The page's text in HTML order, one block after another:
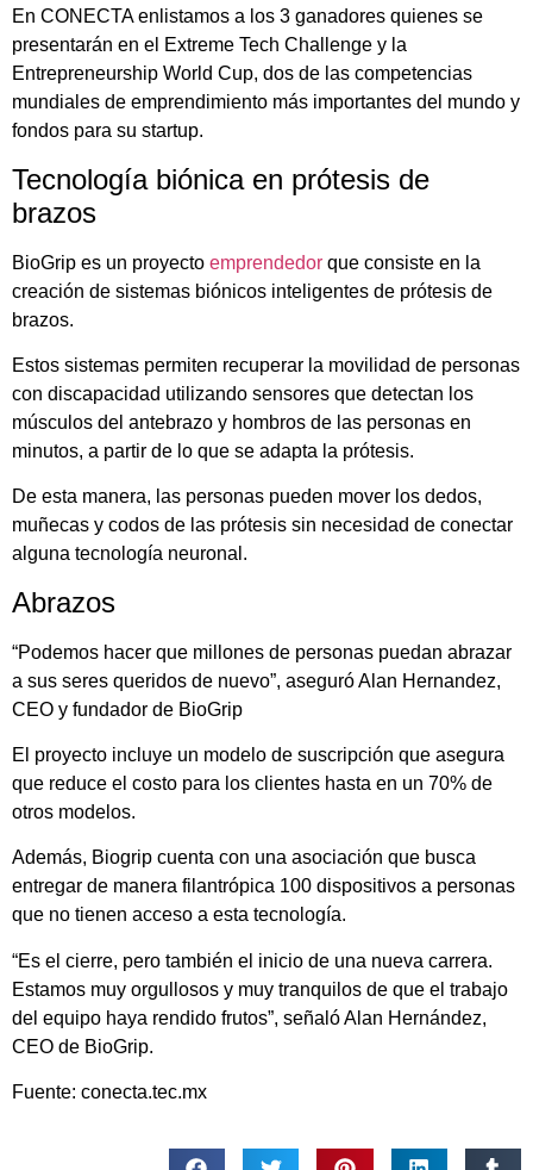
En CONECTA enlistamos a los 3 ganadores quienes se
presentarán en el Extreme Tech Challenge y la
Entrepreneurship World Cup, dos de las competencias
mundiales de emprendimiento más importantes del mundo y
fondos para su startup.
Tecnología biónica en prótesis de
brazos
BioGrip es un proyecto emprendedor que consiste en la
creación de sistemas biónicos inteligentes de prótesis de
brazos.
Estos sistemas permiten recuperar la movilidad de personas
con discapacidad utilizando sensores que detectan los
músculos del antebrazo y hombros de las personas en
minutos, a partir de lo que se adapta la prótesis.
De esta manera, las personas pueden mover los dedos,
muñecas y codos de las prótesis sin necesidad de conectar
alguna tecnología neuronal.
Abrazos
“Podemos hacer que millones de personas puedan abrazar
a sus seres queridos de nuevo”, aseguró Alan Hernandez,
CEO y fundador de BioGrip
El proyecto incluye un modelo de suscripción que asegura
que reduce el costo para los clientes hasta en un 70% de
otros modelos.
Además, Biogrip cuenta con una asociación que busca
entregar de manera filantrópica 100 dispositivos a personas
que no tienen acceso a esta tecnología.
“Es el cierre, pero también el inicio de una nueva carrera.
Estamos muy orgullosos y muy tranquilos de que el trabajo
del equipo haya rendido frutos”, señaló Alan Hernández,
CEO de BioGrip.
Fuente: conecta.tec.mx